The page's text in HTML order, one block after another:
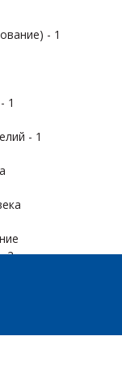
- 1
1
- 1
2